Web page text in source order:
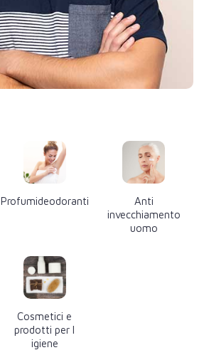
Profumideodoranti
Anti
invecchiamento
uomo
Cosmetici e
prodotti per l
igiene